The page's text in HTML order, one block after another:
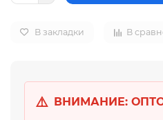
В закладки В
⚠️ ВНИМАНИЕ: